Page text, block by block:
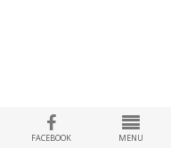
FACEBOOK MENU